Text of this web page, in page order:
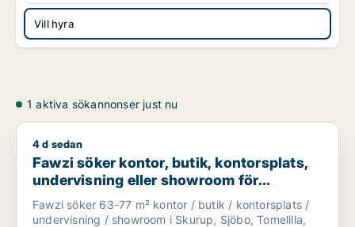
Vill hyra
1 aktiva sökannonser just nu
Fawzi söker kontor, butik, kontorsplats, undervisning eller
4 d sedan
Fawzi söker kontor, butik, kontorsplats,
undervisning eller showroom för
uthyrning i Skurup, Sjöbo eller Tomelilla
m.fl.
Fawzi söker 63-77 m² kontor / butik / kontorsplats /
undervisning / showroom i Skurup, Sjöbo, Tomelilla,